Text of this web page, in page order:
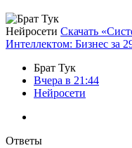
Нейросети Скачать
Интеллектом: Бизнес за
Брат Тук
Вчера в 21:44
Нейросети
Ответы